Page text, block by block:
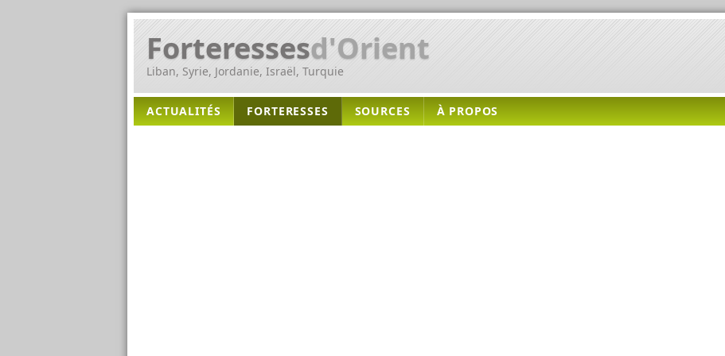
Forteressesd'Orient
Liban, Syrie, Jordanie, Israël, Turquie
ACTUALITÉS FORTERESSES SOURCES À PROPOS